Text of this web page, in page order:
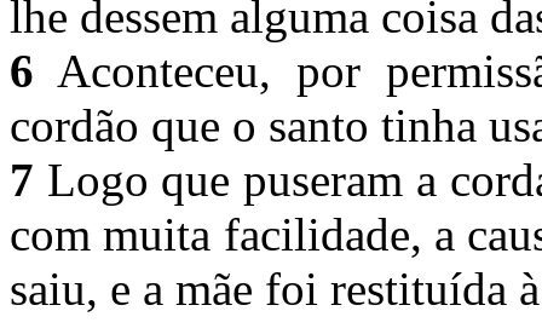
lhe dessem alguma coisa
6 Aconteceu, por
cordão que o santo tinha
7 Logo que puseram a
com muita facilidade, a
saiu, e a mãe foi restituída